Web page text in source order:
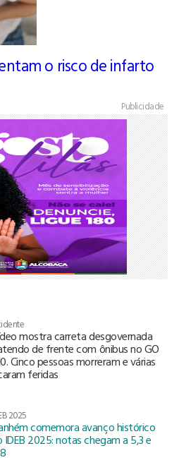
o risco de infarto
Publicidade
mostra carreta desgovernada
de frente com ônibus no GO
Cinco pessoas morreram e várias
feridas
2025
comemora avanço histórico
IDEB 2025: notas chegam a 5,3 e